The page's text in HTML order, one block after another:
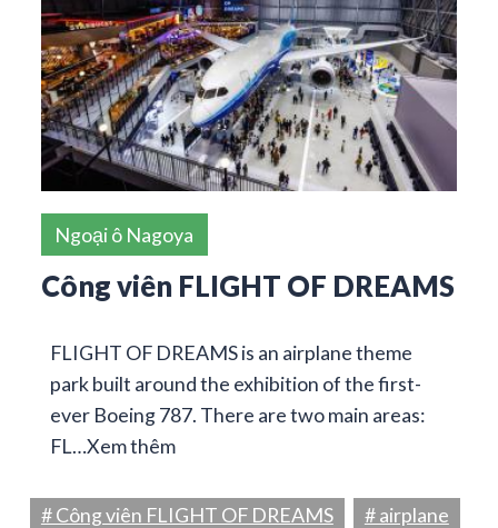
Ngoại ô Nagoya
Công viên FLIGHT OF DREAMS
FLIGHT OF DREAMS is an airplane theme
park built around the exhibition of the first-
ever Boeing 787. There are two main areas:
FL…Xem thêm
# Công viên FLIGHT OF DREAMS
# airplane